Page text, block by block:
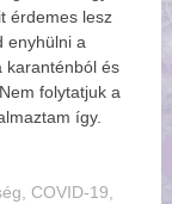
érdemes lesz
enyhülni a
karanténból és
folytatjuk a
így.
, COVID-19,